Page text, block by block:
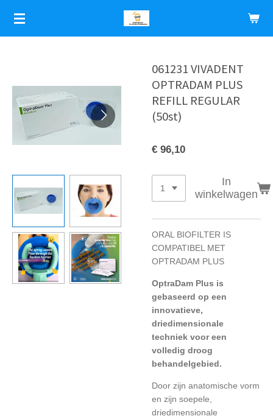
Ga
direct
naar
061231 VIVADENT
OPTRADAM PLUS
REFILL REGULAR
(50st)
€ 96,10
In
winkelwagen
ORAL BIOFILTER IS
COMPATIBEL MET
OPTRADAM PLUS
OptraDam Plus is
gebaseerd op een
innovatieve,
driedimensionale
techniek voor een
volledig droog
behandelgebied.
Door zijn anatomische vorm
en zijn soepele,
driedimensionale